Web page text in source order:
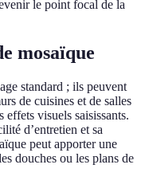
le point focal de la
mosaïque
standard ; ils peuvent
de cuisines et de salles
effets visuels saisissants.
d’entretien et sa
peut apporter une
douches ou les plans de